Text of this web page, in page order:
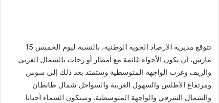
تتوقع مديرية الأرصاد الجوية الوطنية، بالنسبة ليوم الخميس 15
مارس، أن تكون الأجواء غائمة مع أمطار أو زخات بالشمال الغربي
والريف وغرب الواجهة المتوسطية وستمتد بعد ذلك إلى سوس
ومرتفاع الأطلس والسهول الغربية والسواحل شمال طانطان
والشمال الشرقي والواجهة المتوسطية. وستكون السماء أحيانا